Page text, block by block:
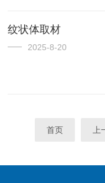
纹状体取材
2025-8-20
首页